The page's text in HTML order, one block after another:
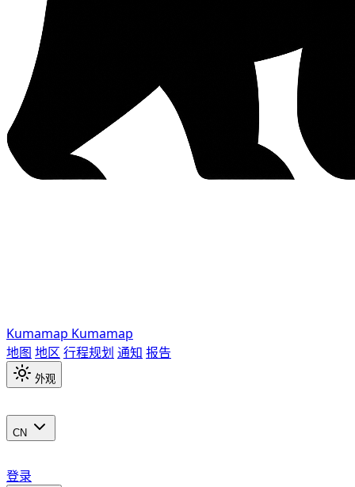
Kumamap Kumamap
地图 地区 行程规划 通知 报告
外观
CN
登录